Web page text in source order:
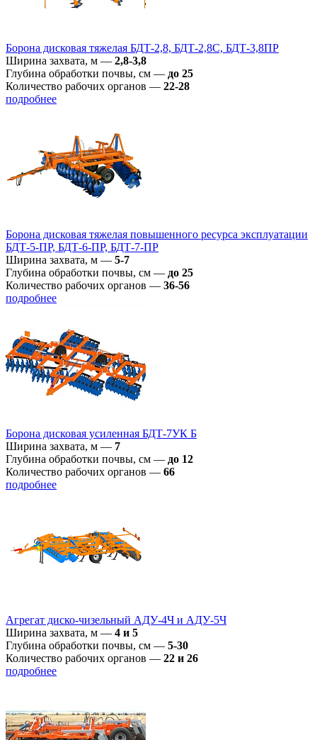
Борона дисковая тяжелая БДТ-2,8, БДТ-2,8С, БДТ-3,8ПР
Ширина захвата, м — 2,8-3,8
Глубина обработки почвы, см — до 25
Количество рабочих органов — 22-28
подробнее
Борона дисковая тяжелая повышенного ресурса эксплуатации
БДТ-5-ПР, БДТ-6-ПР, БДТ-7-ПР
Ширина захвата, м — 5-7
Глубина обработки почвы, см — до 25
Количество рабочих органов — 36-56
подробнее
Борона дисковая усиленная БДТ-7УК Б
Ширина захвата, м — 7
Глубина обработки почвы, см — до 12
Количество рабочих органов — 66
подробнее
Агрегат диско-чизельный АДУ-4Ч и АДУ-5Ч
Ширина захвата, м — 4 и 5
Глубина обработки почвы, см — 5-30
Количество рабочих органов — 22 и 26
подробнее